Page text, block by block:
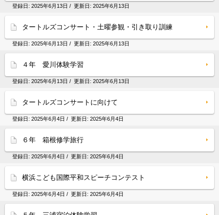
登録日: 2025年6月13日 / 更新日: 2025年6月13日
タートルズコンサート・土曜参観・引き取り訓練
登録日: 2025年6月13日 / 更新日: 2025年6月13日
４年 愛川体験学習
登録日: 2025年6月13日 / 更新日: 2025年6月13日
タートルズコンサートに向けて
登録日: 2025年6月4日 / 更新日: 2025年6月4日
６年 箱根修学旅行
登録日: 2025年6月4日 / 更新日: 2025年6月4日
横浜こども国際平和スピーチコンテスト
登録日: 2025年6月4日 / 更新日: 2025年6月4日